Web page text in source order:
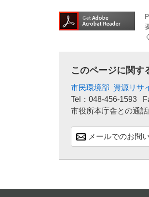
このページに関す
市民環境部 資源リサ
Tel：048-456-1593
市役所本庁舎との通
メールでのお問